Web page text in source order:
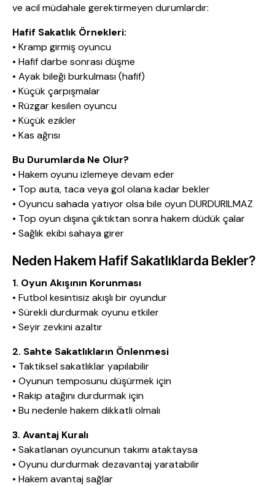
ve acil müdahale gerektirmeyen durumlardır:
Hafif Sakatlık Örnekleri:
• Kramp girmiş oyuncu
• Hafif darbe sonrası düşme
• Ayak bileği burkulması (hafif)
• Küçük çarpışmalar
• Rüzgar kesilen oyuncu
• Küçük ezikler
• Kas ağrısı
Bu Durumlarda Ne Olur?
• Hakem oyunu izlemeye devam eder
• Top auta, taca veya gol olana kadar bekler
• Oyuncu sahada yatıyor olsa bile oyun DURDURILMAZ
• Top oyun dışına çıktıktan sonra hakem düdük çalar
• Sağlık ekibi sahaya girer
Neden Hakem Hafif Sakatlıklarda Bekler?
1. Oyun Akışının Korunması
• Futbol kesintisiz akışlı bir oyundur
• Sürekli durdurmak oyunu etkiler
• Seyir zevkini azaltır
2. Sahte Sakatlıkların Önlenmesi
• Taktiksel sakatlıklar yapılabilir
• Oyunun temposunu düşürmek için
• Rakip atağını durdurmak için
• Bu nedenle hakem dikkatli olmalı
3. Avantaj Kuralı
• Sakatlanan oyuncunun takımı ataktaysa
• Oyunu durdurmak dezavantaj yaratabilir
• Hakem avantaj sağlar